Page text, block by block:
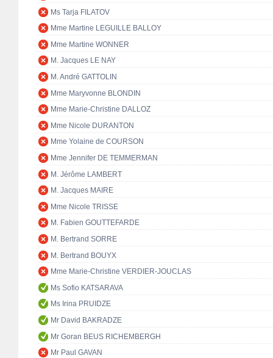
Ms Tarja FILATOV
Mme Martine LEGUILLE BALLOY
Mme Martine WONNER
M. Jacques LE NAY
M. André GATTOLIN
Mme Maryvonne BLONDIN
Mme Marie-Christine DALLOZ
Mme Nicole DURANTON
Mme Yolaine de COURSON
Mme Jennifer DE TEMMERMAN
M. Jérôme LAMBERT
M. Jacques MAIRE
Mme Nicole TRISSE
M. Fabien GOUTTEFARDE
M. Bertrand SORRE
M. Bertrand BOUYX
Mme Marie-Christine VERDIER-JOUCLAS
Ms Sofio KATSARAVA
Ms Irina PRUIDZE
Mr David BAKRADZE
Mr Goran BEUS RICHEMBERGH
Mr Paul GAVAN